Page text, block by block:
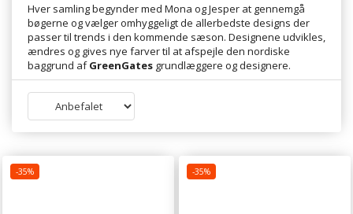
Hver samling begynder med Mona og Jesper at gennemgå
bøgerne og vælger omhyggeligt de allerbedste designs der
passer til trends i den kommende sæson. Designene udvikles,
ændres og gives nye farver til at afspejle den nordiske
baggrund afGreenGates grundlæggere og designere.
-35% -35%